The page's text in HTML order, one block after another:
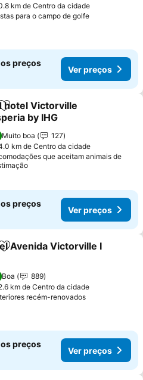
km de Centro da cidade
para o campo de golfeVer preços
preços
Ver preços
Adicionar aos favoritos
hotel Victorville
by IHG
Muito boa
127
km de Centro da cidade
que aceitam animais de
preços
Ver preços
Adicionar aos favoritos
Avenida Victorville I
Boa
889
km de Centro da cidade
recém-renovadosVer preços
preços
Ver preços